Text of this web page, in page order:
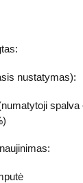
nustatymas):